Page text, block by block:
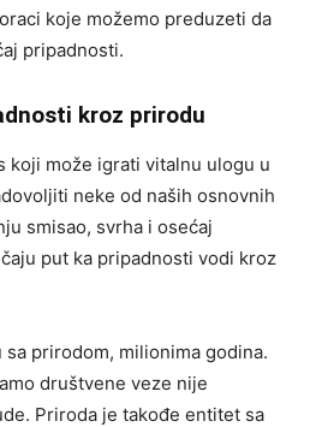
koje možemo preduzeti da
pripadnosti.
kroz prirodu
koji može igrati vitalnu ulogu u
neke od naših osnovnih
smisao, svrha i osećaj
put ka pripadnosti vodi kroz
prirodom, milionima godina.
društvene veze nije
Priroda je takođe entitet sa